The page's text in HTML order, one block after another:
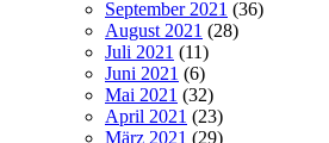
September 2021 (36)
August 2021 (28)
Juli 2021 (11)
Juni 2021 (6)
Mai 2021 (32)
April 2021 (23)
März 2021 (29)